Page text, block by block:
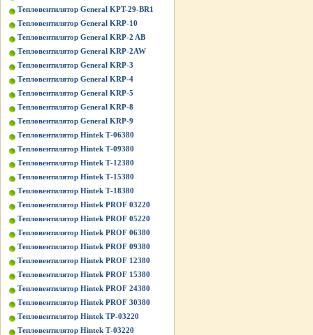
Тепловентилятор General KPT-29-BR1
Тепловентилятор General KRP-10
Тепловентилятор General KRP-2 AB
Тепловентилятор General KRP-2AW
Тепловентилятор General KRP-3
Тепловентилятор General KRP-4
Тепловентилятор General KRP-5
Тепловентилятор General KRP-8
Тепловентилятор General KRP-9
Тепловентилятор Hintek Т-06380
Тепловентилятор Hintek Т-09380
Тепловентилятор Hintek Т-12380
Тепловентилятор Hintek Т-15380
Тепловентилятор Hintek Т-18380
Тепловентилятор Hintek PROF 03220
Тепловентилятор Hintek PROF 05220
Тепловентилятор Hintek PROF 06380
Тепловентилятор Hintek PROF 09380
Тепловентилятор Hintek PROF 12380
Тепловентилятор Hintek PROF 15380
Тепловентилятор Hintek PROF 24380
Тепловентилятор Hintek PROF 30380
Тепловентилятор Hintek TP-03220
Тепловентилятор Hintek Т-03220